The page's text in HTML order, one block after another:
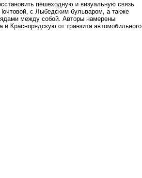
пешеходную и визуальную связь
с Лыбедским бульваром, а также
между собой. Авторы намерены
и Краснорядскую от транзита автомобильного